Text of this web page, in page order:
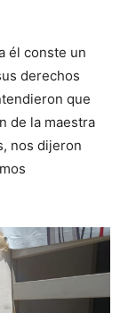
él conste un
derechos
que
de la maestra
nos dijeron